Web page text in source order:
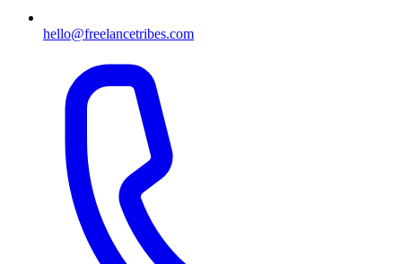
hello@freelancetribes.com